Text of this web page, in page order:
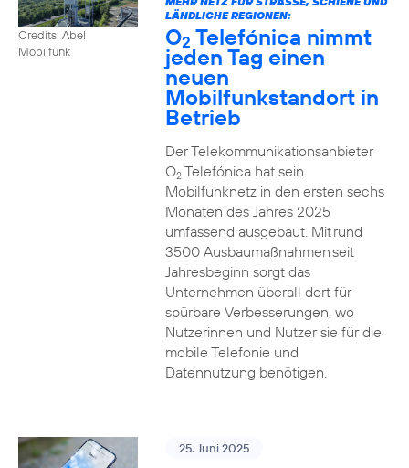
Credits: Abel
Mobilfunk
ÄNDLICHE REGIONEN:
O2 Telefónica nimmt
jeden Tag einen
neuen
Mobilfunkstandort in
Betrieb
Der Telekommunikationsanbieter
O2Telefónica hat sein
Mobilfunknetz in den ersten sechs
Monaten des Jahres 2025
umfassend ausgebaut. Mit rund
3500 Ausbaumaßnahmen seit
Jahresbeginn sorgt das
Unternehmen überall dort für
spürbare Verbesserungen, wo
Nutzerinnen und Nutzer sie für die
mobile Telefonie und
Datennutzung benötigen.
25. Juni 2025